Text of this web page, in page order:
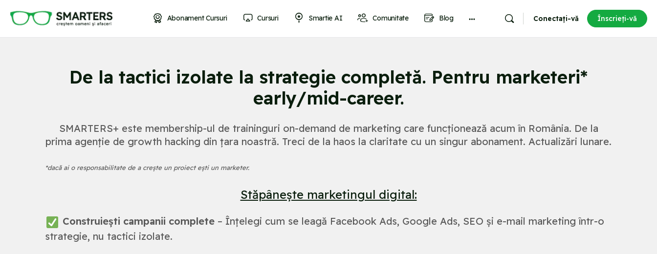
Abonament Cursuri Cursuri Smartie AI Comunitate Blog
options
Conectați-vă Înscrieți-vă
De la tactici izolate la strategie completă. Pentru marketeri*
early/mid-career.
SMARTERS+ este membership-ul de traininguri on-demand de marketing care funcționează acum în România. De la
prima agenție de growth hacking din țara noastră. Treci de la haos la claritate cu un singur abonament. Actualizări lunare.
*dacă ai o responsabilitate de a crește un proiect ești un marketer.
Stăpânește marketingul digital:
Construiești campanii complete – Înțelegi cum se leagă Facebook Ads, Google Ads, SEO și e-mail marketing într-o
strategie, nu tactici izolate.